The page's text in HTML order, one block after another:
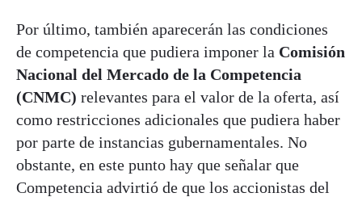
Por último, también aparecerán las condiciones
de competencia que pudiera imponer la Comisión
Nacional del Mercado de la Competencia
(CNMC) relevantes para el valor de la oferta, así
como restricciones adicionales que pudiera haber
por parte de instancias gubernamentales. No
obstante, en este punto hay que señalar que
Competencia advirtió de que los accionistas del